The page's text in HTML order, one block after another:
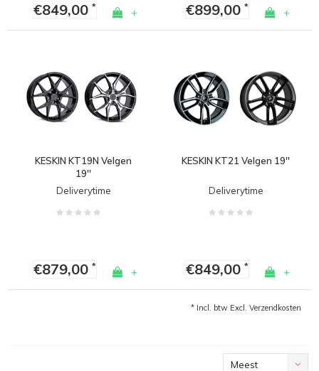
€849,00* + €899,00* +
KESKIN KT19N Velgen
19''
Deliverytime
€879,00* +
KESKIN KT21 Velgen 19''
Deliverytime
€849,00* +
* Incl. btw Excl. Verzendkosten
Meest